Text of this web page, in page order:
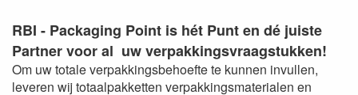
RBI - Packaging Point is hét Punt en dé juiste
Partner voor al uw verpakkingsvraagstukken!
Om uw totale verpakkingsbehoefte te kunnen invullen,
leveren wij totaalpakketten verpakkingsmaterialen en